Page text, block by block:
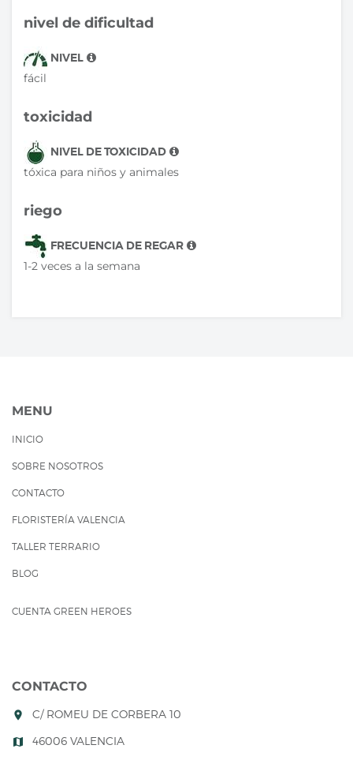
nivel de dificultad
NIVEL
fácil
toxicidad
NIVEL DE TOXICIDAD
tóxica para niños y animales
riego
FRECUENCIA DE REGAR
1-2 veces a la semana
MENU
INICIO
SOBRE NOSOTROS
CONTACTO
FLORISTERÍA VALENCIA
TALLER TERRARIO
BLOG
CUENTA GREEN HEROES
CONTACTO
room C/ ROMEU DE CORBERA 10
map 46006 VALENCIA